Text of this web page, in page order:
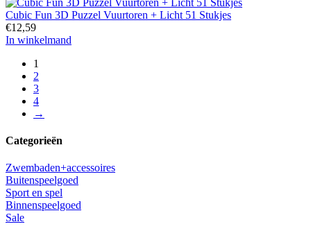
Cubic Fun 3D Puzzel Vuurtoren + Licht 51 Stukjes
€12,59
In winkelmand
1
2
3
4
→
Categorieën
Zwembaden+accessoires
Buitenspeelgoed
Sport en spel
Binnenspeelgoed
Sale